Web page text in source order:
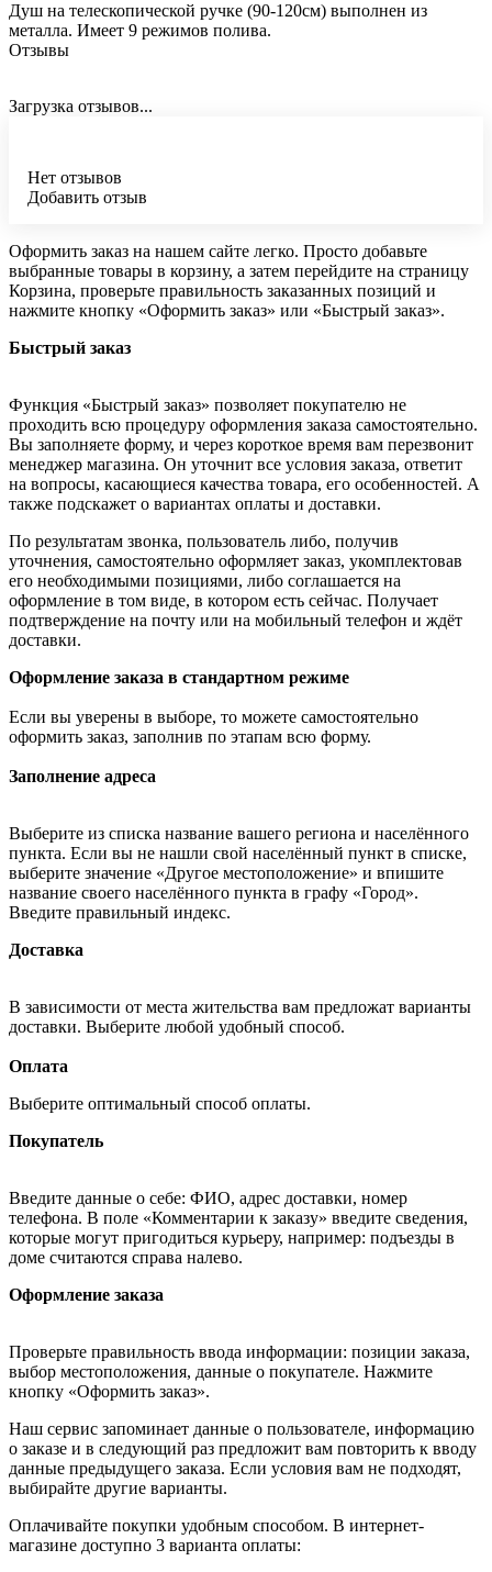
Душ на телескопической ручке (90-120см) выполнен из
металла. Имеет 9 режимов полива.
Отзывы
Загрузка отзывов...
Нет отзывов
Добавить отзыв
Оформить заказ на нашем сайте легко. Просто добавьте
выбранные товары в корзину, а затем перейдите на страницу
Корзина, проверьте правильность заказанных позиций и
нажмите кнопку «Оформить заказ» или «Быстрый заказ».
Быстрый заказ
Функция «Быстрый заказ» позволяет покупателю не
проходить всю процедуру оформления заказа самостоятельно.
Вы заполняете форму, и через короткое время вам перезвонит
менеджер магазина. Он уточнит все условия заказа, ответит
на вопросы, касающиеся качества товара, его особенностей. А
также подскажет о вариантах оплаты и доставки.
По результатам звонка, пользователь либо, получив
уточнения, самостоятельно оформляет заказ, укомплектовав
его необходимыми позициями, либо соглашается на
оформление в том виде, в котором есть сейчас. Получает
подтверждение на почту или на мобильный телефон и ждёт
доставки.
Оформление заказа в стандартном режиме
Если вы уверены в выборе, то можете самостоятельно
оформить заказ, заполнив по этапам всю форму.
Заполнение адреса
Выберите из списка название вашего региона и населённого
пункта. Если вы не нашли свой населённый пункт в списке,
выберите значение «Другое местоположение» и впишите
название своего населённого пункта в графу «Город».
Введите правильный индекс.
Доставка
В зависимости от места жительства вам предложат варианты
доставки. Выберите любой удобный способ.
Оплата
Выберите оптимальный способ оплаты.
Покупатель
Введите данные о себе: ФИО, адрес доставки, номер
телефона. В поле «Комментарии к заказу» введите сведения,
которые могут пригодиться курьеру, например: подъезды в
доме считаются справа налево.
Оформление заказа
Проверьте правильность ввода информации: позиции заказа,
выбор местоположения, данные о покупателе. Нажмите
кнопку «Оформить заказ».
Наш сервис запоминает данные о пользователе, информацию
о заказе и в следующий раз предложит вам повторить к вводу
данные предыдущего заказа. Если условия вам не подходят,
выбирайте другие варианты.
Оплачивайте покупки удобным способом. В интернет-
магазине доступно 3 варианта оплаты: